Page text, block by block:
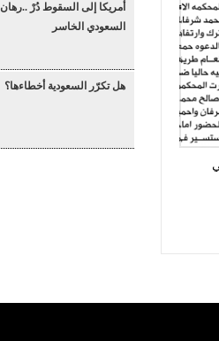
أمريكا إلى السقوط دُرْ ..رهان
السعودي الخاسر
هل تكرّر السعودية أخطاءها؟